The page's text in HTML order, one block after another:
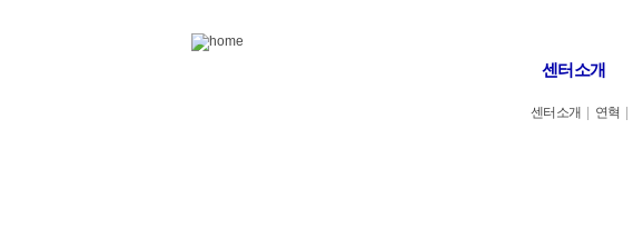
센터소개
센터소개 연혁